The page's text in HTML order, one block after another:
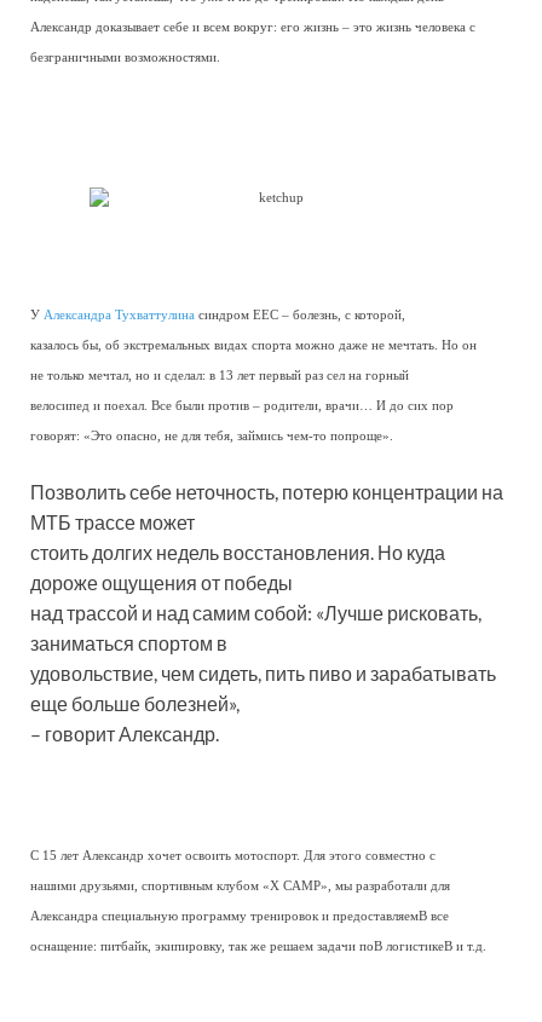
Александр доказывает себе и всем вокруг: его жизнь – это жизнь человека с
безграничными возможностями.
У Александра Тухваттулина синдром ЕЕС – болезнь, с которой,
казалось бы, об экстремальных видах спорта можно даже не мечтать. Но он
не только мечтал, но и сделал: в 13 лет первый раз сел на горный
велосипед и поехал. Все были против – родители, врачи… И до сих пор
говорят: «Это опасно, не для тебя, займись чем-то попроще».
Позволить себе неточность, потерю концентрации на
МТБ трассе может
стоить долгих недель восстановления. Но куда
дороже ощущения от победы
над трассой и над самим собой: «Лучше рисковать,
заниматься спортом в
удовольствие, чем сидеть, пить пиво и зарабатывать
еще больше болезней»,
– говорит Александр.
C 15 лет Александр хочет освоить мотоспорт. Для этого совместно с
нашими друзьями, спортивным клубом «X CAMP», мы разработали для
Александра специальную программу тренировок и предоставляемВ все
оснащение: питбайк, экипировку, так же решаем задачи поВ логистикеВ и т.д.